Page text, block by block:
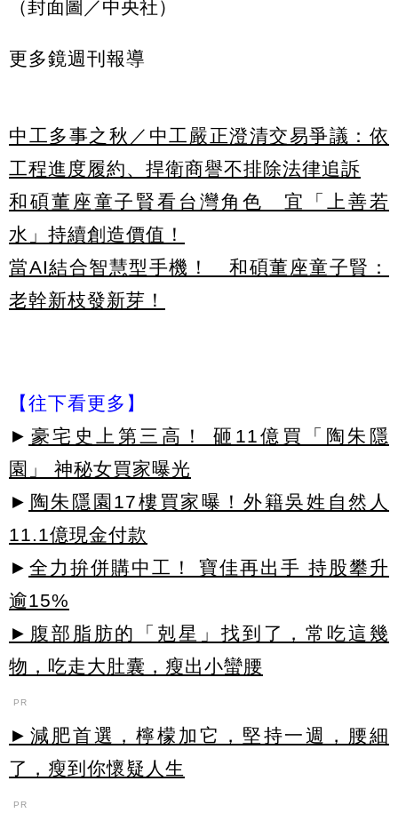
（封面圖／中央社）
更多鏡週刊報導
中工多事之秋／中工嚴正澄清交易爭議：依
工程進度履約、捍衛商譽不排除法律追訴
和碩董座童子賢看台灣角色 宜「上善若
水」持續創造價值！
當AI結合智慧型手機！ 和碩董座童子賢：
老幹新枝發新芽！
【往下看更多】
► 豪宅史上第三高！ 砸11億買「陶朱隱
園」 神秘女買家曝光
► 陶朱隱園17樓買家曝！外籍吳姓自然人
11.1億現金付款
► 全力拚併購中工！ 寶佳再出手 持股攀升
逾15%
►腹部脂肪的「剋星」找到了，常吃這幾
物，吃走大肚囊，瘦出小蠻腰
PR
►減肥首選，檸檬加它，堅持一週，腰細
了，瘦到你懷疑人生
PR